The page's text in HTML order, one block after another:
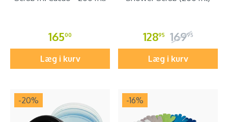
16500
Læg i kurv
12895 16995
Læg i kurv
-20% -16%